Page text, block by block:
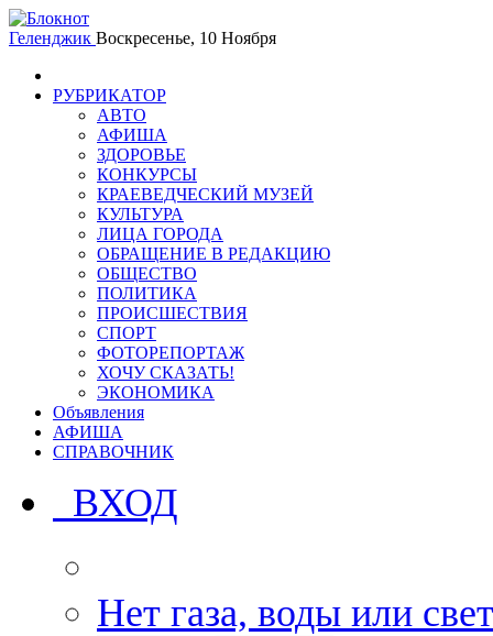
Геленджик Воскресенье, 10 Ноября
РУБРИКАТОР
АВТО
АФИША
ЗДОРОВЬЕ
КОНКУРСЫ
КРАЕВЕДЧЕСКИЙ МУЗЕЙ
КУЛЬТУРА
ЛИЦА ГОРОДА
ОБРАЩЕНИЕ В РЕДАКЦИЮ
ОБЩЕСТВО
ПОЛИТИКА
ПРОИСШЕСТВИЯ
СПОРТ
ФОТОРЕПОРТАЖ
ХОЧУ СКАЗАТЬ!
ЭКОНОМИКА
Объявления
АФИША
СПРАВОЧНИК
ВХОД
Нет газа, воды или